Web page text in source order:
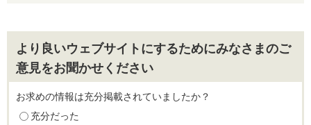
より良いウェブサイトにするためにみなさまのご
意見をお聞かせください
お求めの情報は充分掲載されていましたか？
充分だった